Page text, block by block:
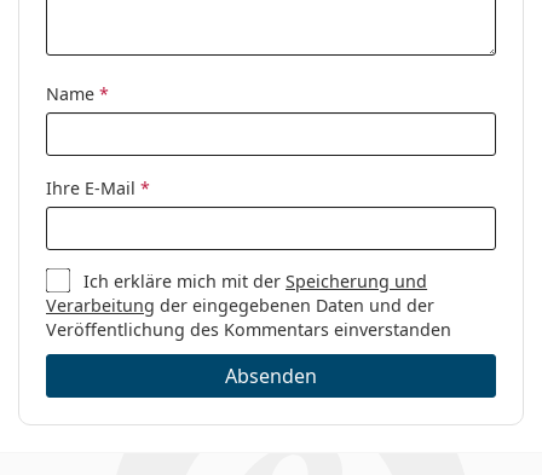
Marke:
Seventh Street
Code:
Name *
Ihre E-Mail *
Ich erkläre mich mit derSpeicherung und
Verarbeitung der eingegebenen Daten und der
Veröffentlichung des Kommentars einverstanden
Absenden